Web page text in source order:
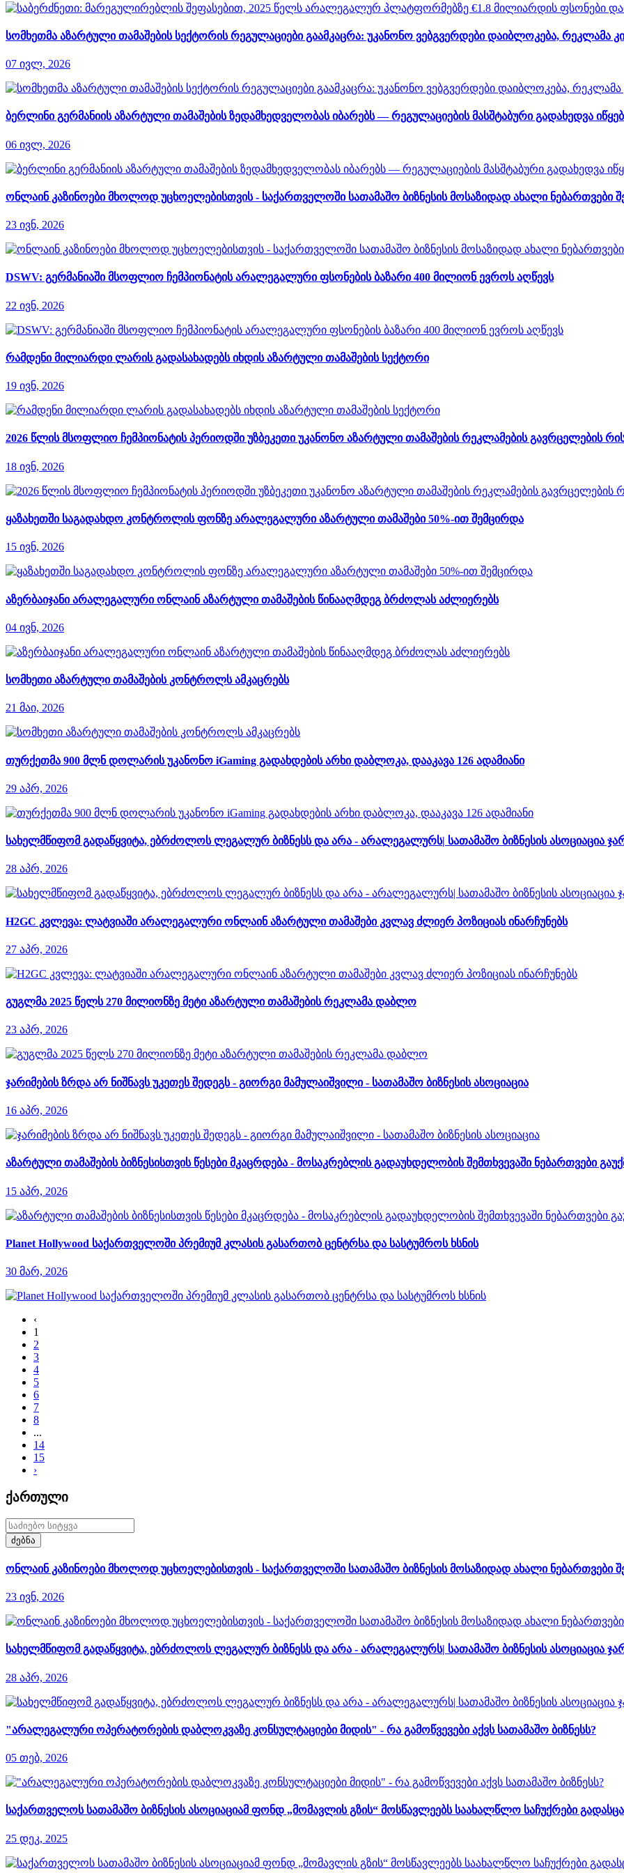
სომხეთმა აზარტული თამაშების სექტორის რეგულაციები გაამკაცრა: უკანონო ვებგვერდები დაიბლოკება, რეკლამა
07 ივლ, 2026
ბერლინი გერმანიის აზარტული თამაშების ზედამხედველობას იბარებს — რეგულაციების მასშტაბური გადახედვა
06 ივლ, 2026
ონლაინ კაზინოები მხოლოდ უცხოელებისთვის - საქართველოში სათამაშო ბიზნესის მოსაზიდად ახალი ნებართვები
23 ივნ, 2026
DSWV: გერმანიაში მსოფლიო ჩემპიონატის არალეგალური ფსონების ბაზარი 400 მილიონ ევროს აღწევს
22 ივნ, 2026
რამდენი მილიარდი ლარის გადასახადებს იხდის აზარტული თამაშების სექტორი
19 ივნ, 2026
2026 წლის მსოფლიო ჩემპიონატის პერიოდში უზბეკეთი უკანონო აზარტული თამაშების რეკლამების გავრცელების
18 ივნ, 2026
ყაზახეთში საგადახდო კონტროლის ფონზე არალეგალური აზარტული თამაშები 50%-ით შემცირდა
15 ივნ, 2026
აზერბაიჯანი არალეგალური ონლაინ აზარტული თამაშების წინააღმდეგ ბრძოლას აძლიერებს
04 ივნ, 2026
სომხეთი აზარტული თამაშების კონტროლს ამკაცრებს
21 მაი, 2026
თურქეთმა 900 მლნ დოლარის უკანონო iGaming გადახდების არხი დაბლოკა, დააკავა 126 ადამიანი
29 აპრ, 2026
სახელმწიფომ გადაწყვიტა, ებრძოლოს ლეგალურ ბიზნესს და არა - არალეგალურს| სათამაშო ბიზნესის ასოციაცია
28 აპრ, 2026
H2GC კვლევა: ლატვიაში არალეგალური ონლაინ აზარტული თამაშები კვლავ ძლიერ პოზიციას ინარჩუნებს
27 აპრ, 2026
გუგლმა 2025 წელს 270 მილიონზე მეტი აზარტული თამაშების რეკლამა დაბლო
23 აპრ, 2026
ჯარიმების ზრდა არ ნიშნავს უკეთეს შედეგს - გიორგი მამულაიშვილი - სათამაშო ბიზნესის ასოციაცია
16 აპრ, 2026
აზარტული თამაშების ბიზნესისთვის წესები მკაცრდება - მოსაკრებლის გადაუხდელობის შემთხვევაში ნებართვები
15 აპრ, 2026
Planet Hollywood საქართველოში პრემიუმ კლასის გასართობ ცენტრსა და სასტუმროს ხსნის
30 მარ, 2026
‹
1
2
3
4
5
6
7
8
...
14
15
›
ქართული
ძებნა
ონლაინ კაზინოები მხოლოდ უცხოელებისთვის - საქართველოში სათამაშო ბიზნესის მოსაზიდად ახალი ნებართვები
23 ივნ, 2026
სახელმწიფომ გადაწყვიტა, ებრძოლოს ლეგალურ ბიზნესს და არა - არალეგალურს| სათამაშო ბიზნესის ასოციაცია
28 აპრ, 2026
"არალეგალური ოპერატორების დაბლოკვაზე კონსულტაციები მიდის" - რა გამოწვევები აქვს სათამაშო ბიზნესს?
05 თებ, 2026
საქართველოს სათამაშო ბიზნესის ასოციაციამ ფონდ „მომავლის გზის“ მოსწავლეებს საახალწლო საჩუქრები გადასცა
25 დეკ, 2025